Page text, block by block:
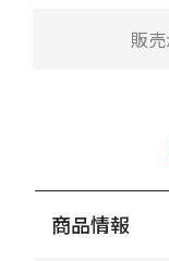
販
商品情報